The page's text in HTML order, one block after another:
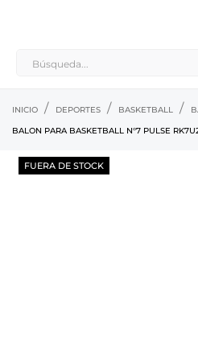
INICIO DEPORTES BASKETBALL
BALON PARA BASKETBALL N°7 PULSE
FUERA DE STOCK